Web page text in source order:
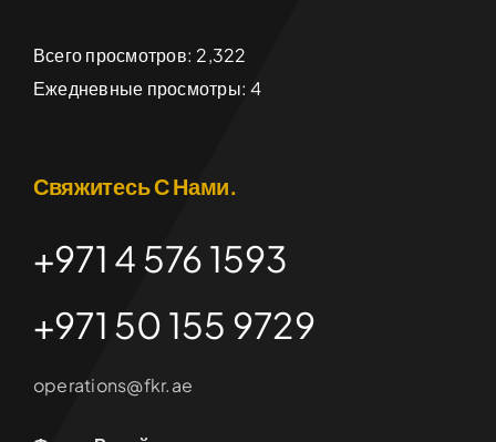
Всего просмотров: 2,322
Ежедневные просмотры: 4
Свяжитесь С Нами.
+971 4 576 1593
+971 50 155 9729
operations@fkr.ae